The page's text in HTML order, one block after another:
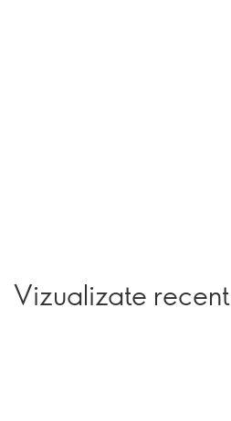
Vizualizate recent